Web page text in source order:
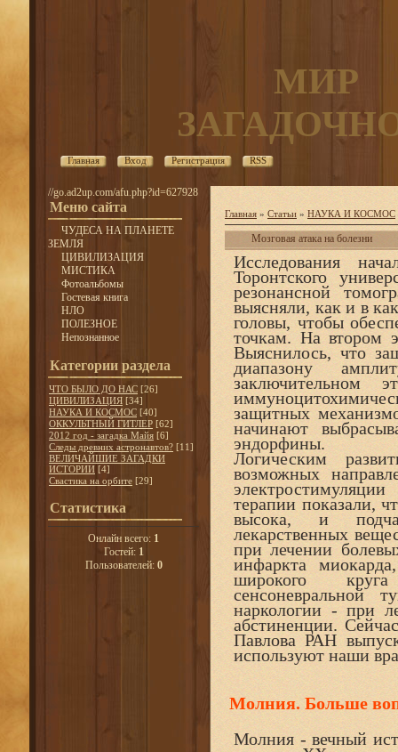
МИР
Главная Вход Регистрация RSS
//go.ad2up.com/afu.php?id=627928
Меню сайта
ЧУДЕСА НА ПЛАНЕТЕ
ЗЕМЛЯ
ЦИВИЛИЗАЦИЯ
МИСТИКА
Фотоальбомы
Гостевая книга
НЛО
ПОЛЕЗНОЕ
Непознанное
Категории раздела
ЧТО БЫЛО ДО НАС [26]
ЦИВИЛИЗАЦИЯ [34]
НАУКА И КОСМОС [40]
ОККУЛЬТНЫЙ ГИТЛЕР [62]
2012 год - загадка Майя [6]
Следы древних астронавтов? [11]
ВЕЛИЧАЙШИЕ ЗАГАДКИ
ИСТОРИИ [4]
Свастика на орбите [29]
Статистика
Онлайн всего: 1
Гостей: 1
Пользователей: 0
Главная » Статьи » НАУКА И КОСМОС
Мозговая атака на болезни
Исследования
Торонтского
резонансной
выясняли, как и в
головы, чтобы
точкам. На втором
Выяснилось, что
диапазону
заключительном
защитных
начинают
эндорфины.
Логическим
возможных
терапии показали,
высока, и
лекарственных
при лечении
инфаркта
широкого круга
сенсоневральной
наркологии - при
абстиненции.
Павлова РАН
используют наши
Молния. Больше
Молния - вечный